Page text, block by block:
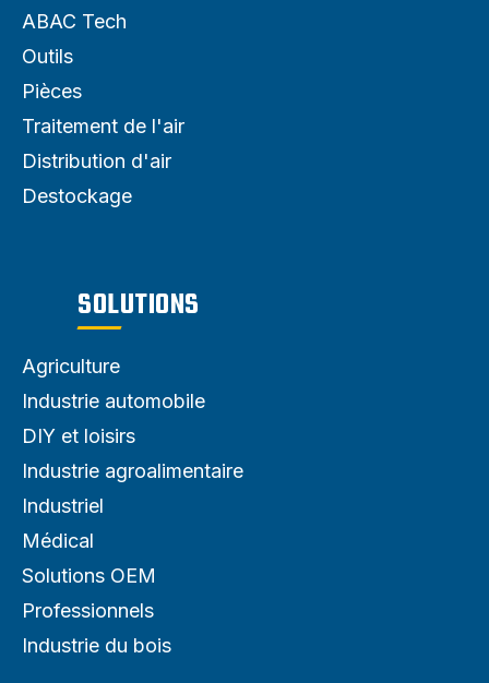
ABAC Tech
Outils
Pièces
Traitement de l'air
Distribution d'air
Destockage
SOLUTIONS
Agriculture
Industrie automobile
DIY et loisirs
Industrie agroalimentaire
Industriel
Médical
Solutions OEM
Professionnels
Industrie du bois